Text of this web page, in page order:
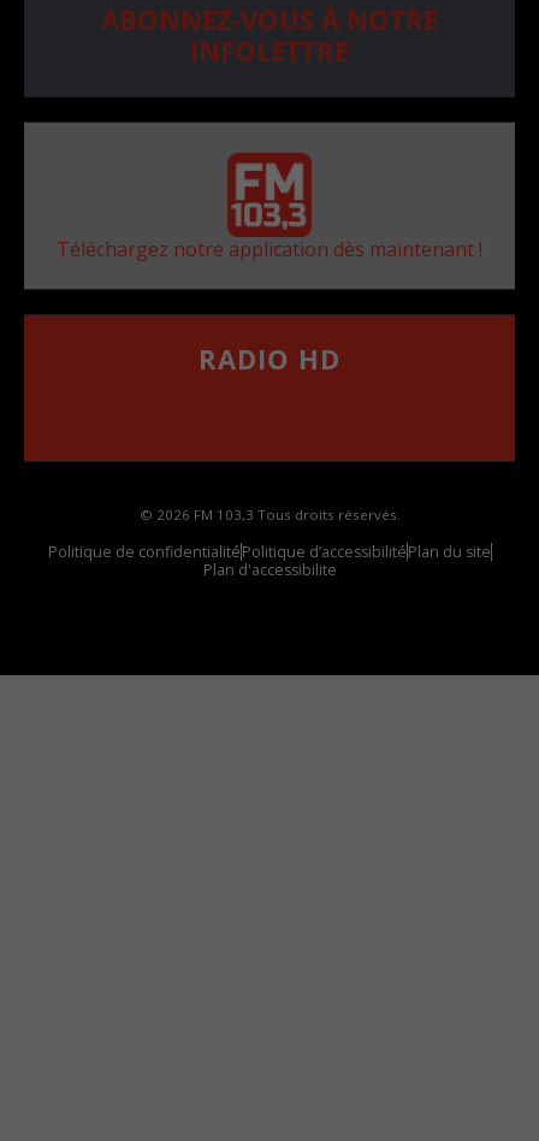
ABONNEZ-VOUS À NOTRE
INFOLETTRE
Téléchargez notre application dès maintenant !
RADIO HD
© 2026 FM 103,3 Tous droits réservés.
Politique de confidentialitéPolitique d’accessibilitéPlan du site
Plan d'accessibilite